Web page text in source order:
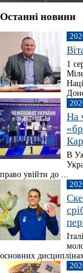
Останні новини
1
На
В
право увійти до ...
основних